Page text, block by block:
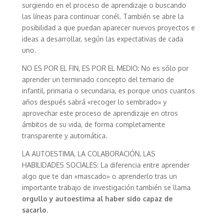
surgiendo en el proceso de aprendizaje o buscando
las líneas para continuar conél. También se abre la
posibilidad a que puedan aparecer nuevos proyectos e
ideas a desarrollar, según las expectativas de cada
uno.
NO ES POR EL FIN, ES POR EL MEDIO: No es sólo por
aprender un terminado concepto del temario de
infantil, primaria o secundaria, es porque unos cuantos
años después sabrá «recoger lo sembrado» y
aprovechar este proceso de aprendizaje en otros
ámbitos de su vida, de forma completamente
transparente y automática.
LA AUTOESTIMA, LA COLABORACIÓN, LAS
HABILIDADES SOCIALES: La diferencia entre aprender
algo que te dan «mascado» o aprenderlo tras un
importante trabajo de investigación también se llama
orgullo y autoestima al haber sido capaz de
sacarlo.